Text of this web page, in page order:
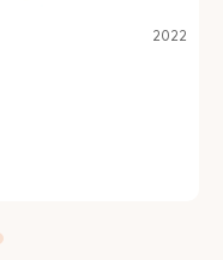
2022